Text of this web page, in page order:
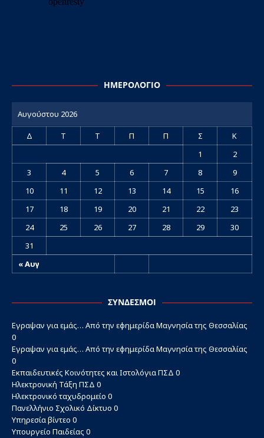
ΗΜΕΡΟΛΌΓΙΟ
Αυγούστου 2026
Δ Τ Τ Π Π Σ Κ
« Αυγ
1
2
3
4 5 6 7 8
9
10
11 12 13 14 15
16
17
18 19 20 21 22
23
24
25 26 27 28 29
30
31
ΣΎΝΔΕΣΜΟΙ
Εγραψαν για εμάς… Από την εφημερίδα Μαγνησία της Θεσσαλίας
0
Εγραψαν για εμάς… Από την εφημερίδα Μαγνησία της Θεσσαλίας
0
Εκπαιδευτικές Κοινότητες και Ιστολόγια ΠΣΔ 0
Ηλεκτρονική Τάξη ΠΣΔ 0
Ηλεκτρονικό ταχυδρομείο 0
Πανελλήνιο Σχολικό Δίκτυο 0
Υπηρεσία βίντεο 0
Υπουργείο Παιδείας 0